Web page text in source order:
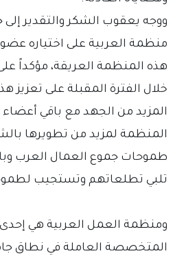
ووجه يعقوب الشكر والتقدير
منظمة العربية على اختياره
هذه المنظمة العريقة، مؤكداً
خلال الفترة المقبلة على تعزيز
المزيد من الجهد مع باقي
المنظمة لمزيد من تطويرها
طموحات جموع العمال العرب
تلبي تطلعاتهم وتستجيب
ومنظمة العمل العربية هي
المتخصصة العاملة في نطاق